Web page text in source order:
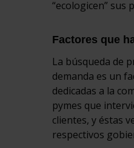
“ecologicen” sus
Factores que
La búsqueda de
demanda es un
dedicadas a la
pymes que
clientes, y éstas
respectivos